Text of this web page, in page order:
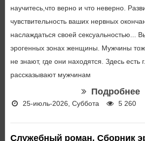
научитесь,что верно и что неверно.
чувствительность ваших нервных
наслаждаться своей сексуальностью...
эрогенных зонах женщины. Мужчины
не знают, где они находятся. Здесь есть
рассказывают мужчинам
Подробнее
25-июль-2026, Суббота 5 260
Служебный роман. Сборник